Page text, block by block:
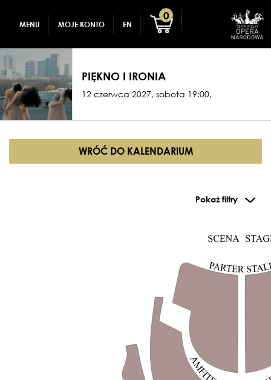
MENU MOJE KONTO EN
0
DLA DZIECI
ZALOGUJ
PIĘKNO I IRONIA
12 czerwca 2027, sobota 19:00,
WRÓĆ DO KALENDARIUM
Pokaż filtry